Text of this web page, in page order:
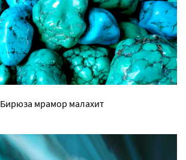
Бирюза мрамор малахит